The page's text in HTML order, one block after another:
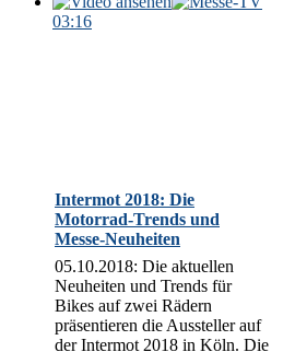
03:16
Intermot 2018: Die
Motorrad-Trends und
Messe-Neuheiten
05.10.2018: Die aktuellen
Neuheiten und Trends für
Bikes auf zwei Rädern
präsentieren die Aussteller auf
der Intermot 2018 in Köln. Die